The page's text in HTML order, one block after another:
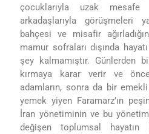
çocuklarıyla uzak
arkadaşlarıyla görüşmeleri
bahçesi ve misafir
mamur sofraları dışında
şey kalmamıştır. Günlerden
kırmaya karar verir ve
adamların, sonra da bir
yemek yiyen Faramarz’ın
İran yönetiminin ve bu
değişen toplumsal hayatın